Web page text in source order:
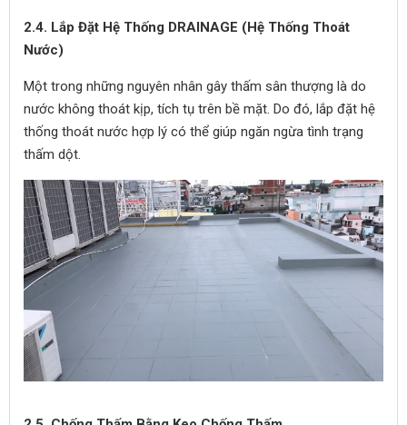
2.4. Lắp Đặt Hệ Thống DRAINAGE (Hệ Thống Thoát
Nước)
Một trong những nguyên nhân gây thấm sân thượng là do
nước không thoát kịp, tích tụ trên bề mặt. Do đó, lắp đặt hệ
thống thoát nước hợp lý có thể giúp ngăn ngừa tình trạng
thấm dột.